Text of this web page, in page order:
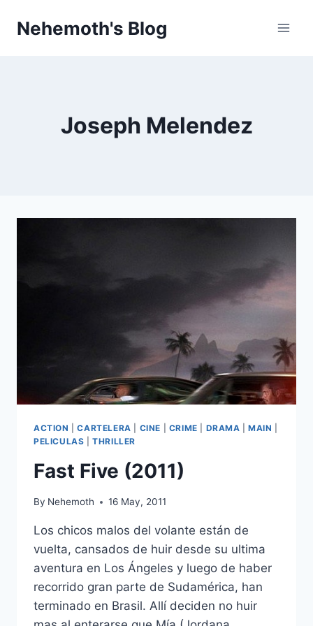
Nehemoth's Blog
Joseph Melendez
ACTION |CARTELERA CINE CRIME DRAMA |MAIN
PELICULAS |THRILLER
Fast Five (2011)
By Nehemoth 16 May, 2011
Los chicos malos del volante están de
vuelta, cansados de huir desde su ultima
aventura en Los Ángeles y luego de haber
recorrido gran parte de Sudamérica, han
terminado en Brasil. Allí deciden no huir